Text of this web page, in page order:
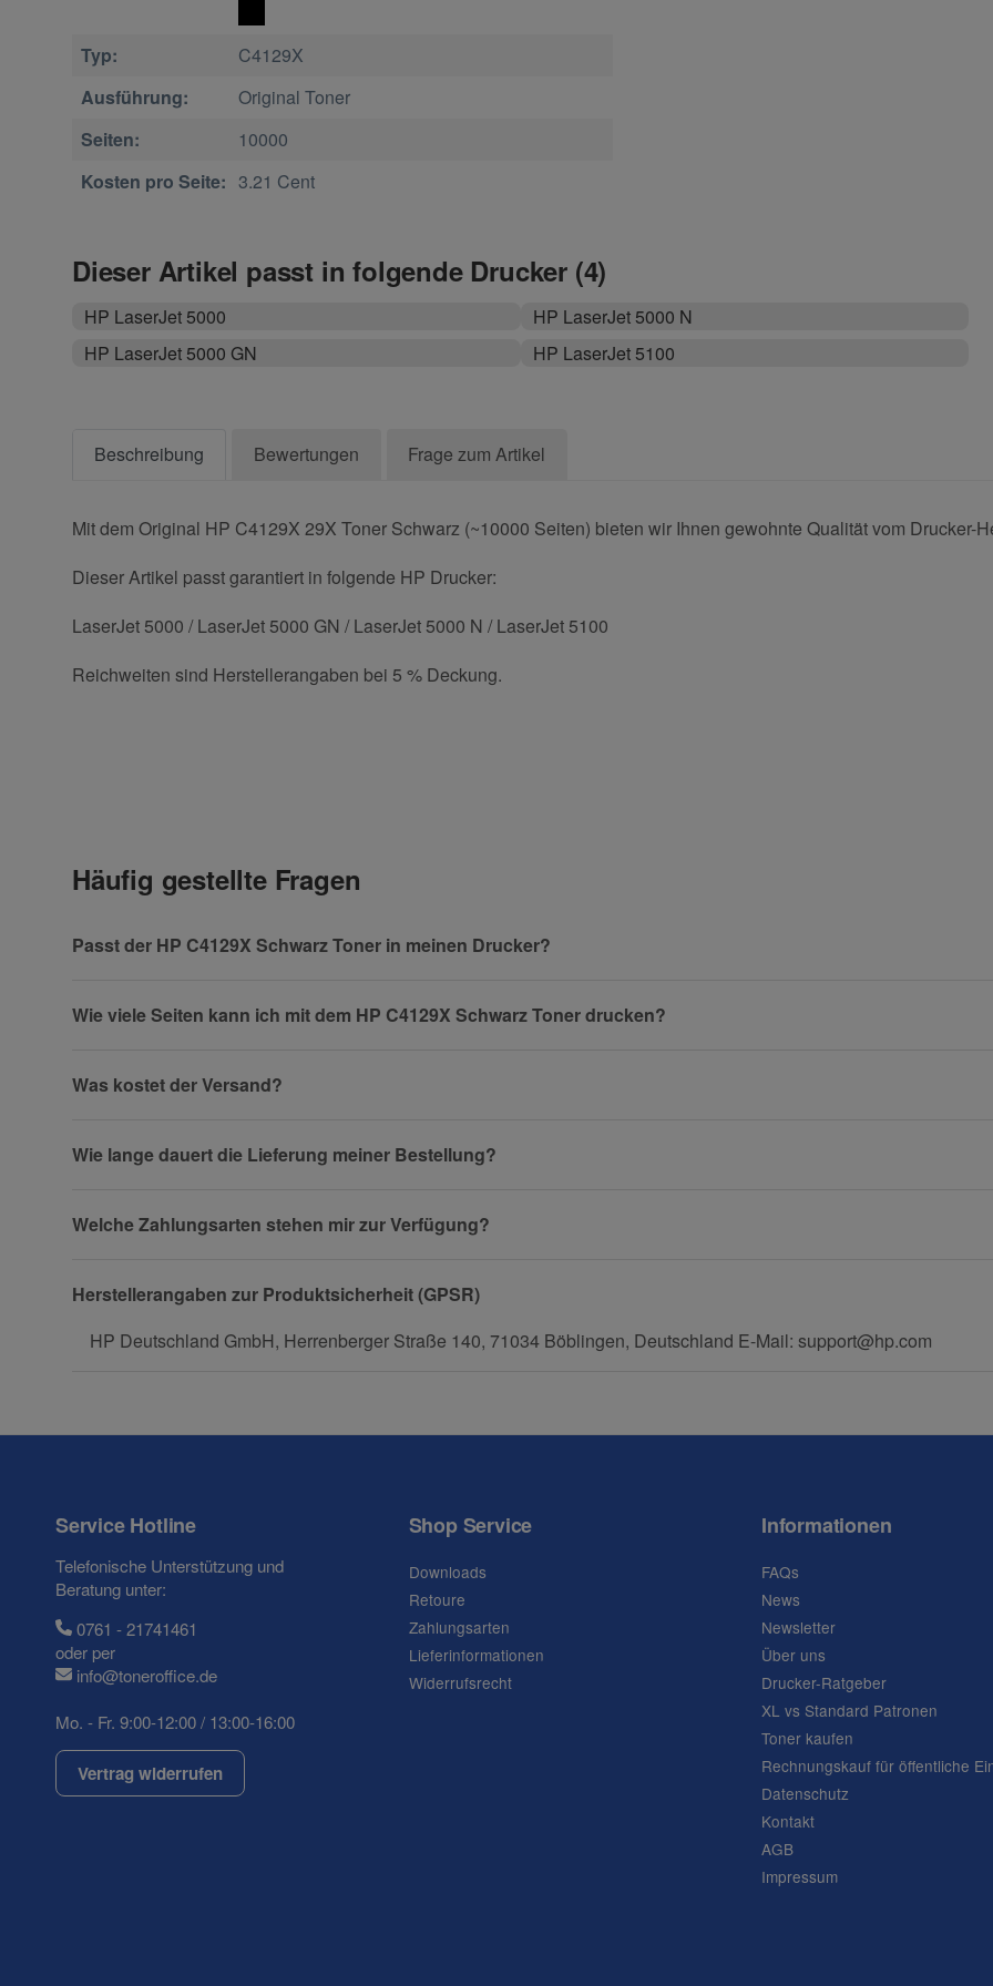
Typ:
C4129X
Ausführung:
Original Toner
Seiten:
10000
Kosten pro Seite: 3.21 Cent
Dieser Artikel passt in folgende Drucker (4)
HP LaserJet 5000
HP LaserJet 5000 GN
HP LaserJet 5000 N
HP LaserJet 5100
Beschreibung Bewertungen Frage zum Artikel
Mit dem Original HP C4129X 29X Toner Schwarz (~10000 Seiten) bieten wir Ihnen gewohnte Qualität vom Drucker-
Dieser Artikel passt garantiert in folgende HP Drucker:
LaserJet 5000 / LaserJet 5000 GN / LaserJet 5000 N / LaserJet 5100
Reichweiten sind Herstellerangaben bei 5 % Deckung.
Telefon
Häufig gestellte Fragen
Passt der HP C4129X Schwarz Toner in meinen Drucker?
Wie viele Seiten kann ich mit dem HP C4129X Schwarz Toner drucken?
Was kostet der Versand?
Wie lange dauert die Lieferung meiner Bestellung?
Welche Zahlungsarten stehen mir zur Verfügung?
Herstellerangaben zur Produktsicherheit (GPSR)
HP Deutschland GmbH, Herrenberger Straße 140, 71034 Böblingen, Deutschland E-Mail: support@hp.com
Service Hotline
Telefonische Unterstützung und
Beratung unter:
0761 - 21741461
oder per
info@toneroffice.de
Mo. - Fr. 9:00-12:00 / 13:00-16:00
Vertrag widerrufen
Shop Service
Downloads
Retoure
Zahlungsarten
Lieferinformationen
Widerrufsrecht
Informationen
FAQs
News
Newsletter
Über uns
Drucker-Ratgeber
XL vs Standard Patronen
Toner kaufen
Rechnungskauf für öffentliche
Datenschutz
Kontakt
AGB
Impressum